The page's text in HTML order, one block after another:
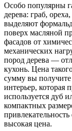
Особо популярны
дерева: граб,
выделяют
поверх масляной
фасадов от
механических
пород дерева —
кухонь. Цена
сумму вы
интерьер, которая
используется дуб
компактных
высокая цена.